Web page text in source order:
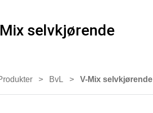
selvkjørende
> BvL > V-Mix selvkjørende